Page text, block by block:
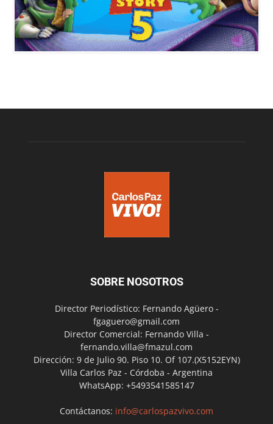
SOBRE NOSOTROS
Director Periodístico: Fernando Agüero -
fgaguero@gmail.com
Director Comercial: Fernando Villa -
fernando.villa@fmazul.com
Dirección: 9 de Julio 90. Piso 10. Of 107.(X5152EYN)
Villa Carlos Paz - Córdoba - Argentina
WhatsApp: +5493541585147
Contáctanos: info@carlospazvivo.com